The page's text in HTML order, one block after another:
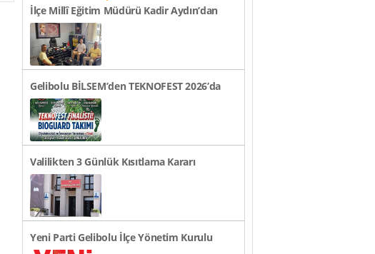
İlçe Millî Eğitim Müdürü Kadir Aydın’dan
Okul Ziyaretleri..
Gelibolu BİLSEM’den TEKNOFEST 2026’da
Türkiye Finali Başarıs..
Valilikten 3 Günlük Kısıtlama Kararı
Duyurusu
Yeni Parti Gelibolu İlçe Yönetim Kurulu